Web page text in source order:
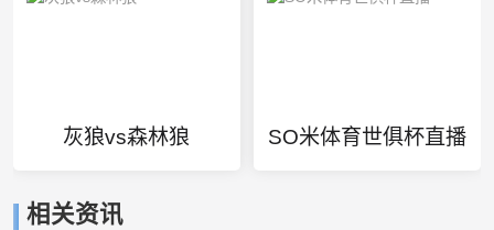
灰狼vs森林狼 SO米体育世俱杯直播
相关资讯